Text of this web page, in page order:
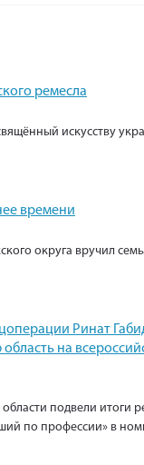
ремесла
искусству
времени
округа вручил
Ринат
на
подвели итоги
по профессии» в